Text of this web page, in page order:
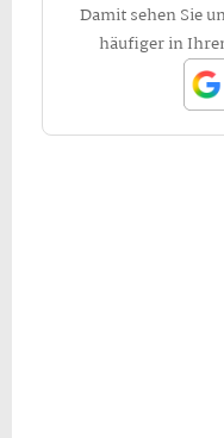
Damit sehen Sie
häufiger in